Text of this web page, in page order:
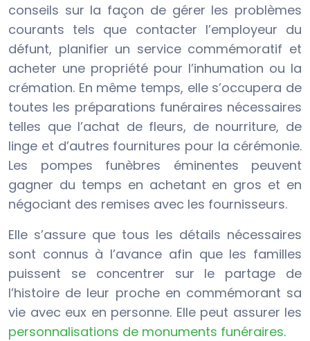
conseils sur la façon de gérer les problèmes
courants tels que contacter l’employeur du
défunt, planifier un service commémoratif et
acheter une propriété pour l’inhumation ou la
crémation. En même temps, elle s’occupera de
toutes les préparations funéraires nécessaires
telles que l’achat de fleurs, de nourriture, de
linge et d’autres fournitures pour la cérémonie.
Les pompes funèbres éminentes peuvent
gagner du temps en achetant en gros et en
négociant des remises avec les fournisseurs.
Elle s’assure que tous les détails nécessaires
sont connus à l’avance afin que les familles
puissent se concentrer sur le partage de
l’histoire de leur proche en commémorant sa
vie avec eux en personne. Elle peut assurer les
personnalisations de monuments funéraires.